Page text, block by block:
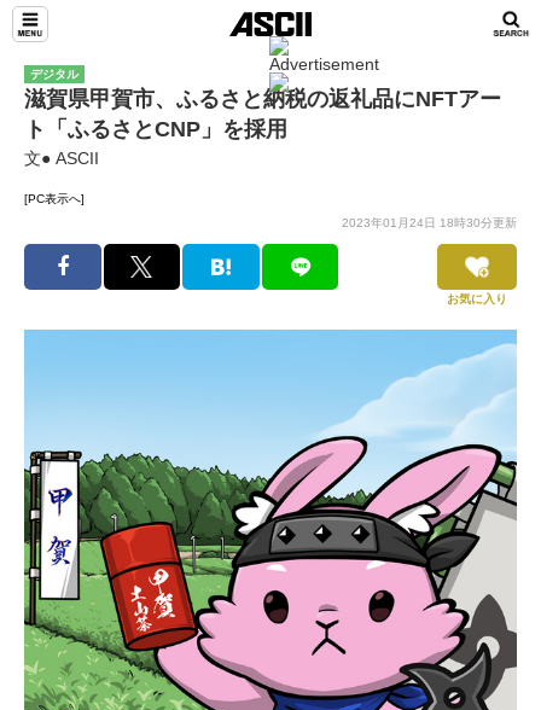
デジタル
滋賀県甲賀市、ふるさと納税の返礼品にNFTアー
ト「ふるさとCNP」を採用
文● ASCII
[PC表示へ]
2023年01月24日 18時30分更新
お気に入り